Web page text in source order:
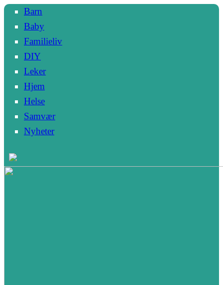
Barn
Baby
Familieliv
DIY
Leker
Hjem
Helse
Samvær
Nyheter